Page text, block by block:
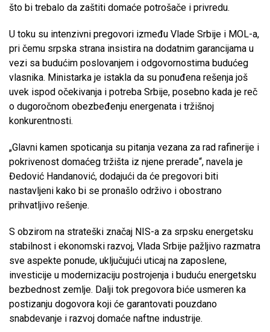
što bi trebalo da zaštiti domaće potrošače i privredu.
U toku su intenzivni pregovori između Vlade Srbije i MOL-a,
pri čemu srpska strana insistira na dodatnim garancijama u
vezi sa budućim poslovanjem i odgovornostima budućeg
vlasnika. Ministarka je istakla da su ponuđena rešenja još
uvek ispod očekivanja i potreba Srbije, posebno kada je reč
o dugoročnom obezbeđenju energenata i tržišnoj
konkurentnosti.
„Glavni kamen spoticanja su pitanja vezana za rad rafinerije i
pokrivenost domaćeg tržišta iz njene prerade“, navela je
Đedović Handanović, dodajući da će pregovori biti
nastavljeni kako bi se pronašlo održivo i obostrano
prihvatljivo rešenje.
S obzirom na strateški značaj NIS-a za srpsku energetsku
stabilnost i ekonomski razvoj, Vlada Srbije pažljivo razmatra
sve aspekte ponude, uključujući uticaj na zaposlene,
investicije u modernizaciju postrojenja i buduću energetsku
bezbednost zemlje. Dalji tok pregovora biće usmeren ka
postizanju dogovora koji će garantovati pouzdano
snabdevanje i razvoj domaće naftne industrije.